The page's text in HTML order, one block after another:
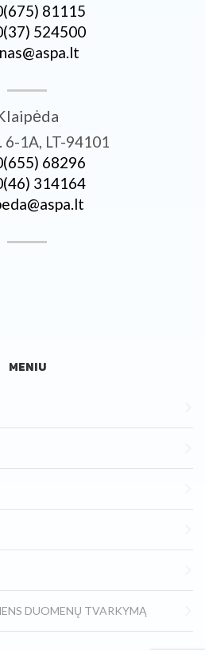
81115
524500
6-1A, LT-94101
68296
314164
MENIU
DUOMENŲ TVARKYMĄ